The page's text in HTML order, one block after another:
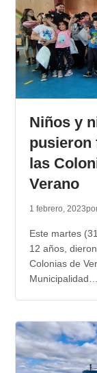
Niños y
pusieron
las
Verano
1 febrero, 2023
Este martes
12 años,
Colonias de
Municipalidad…